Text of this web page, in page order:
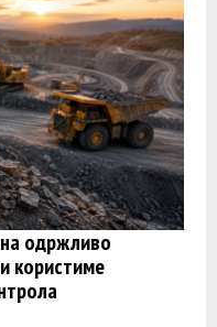
на одржливо
користиме